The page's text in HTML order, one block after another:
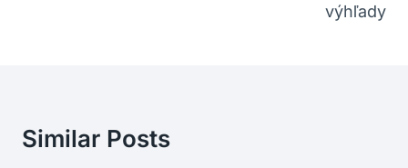
výhľady
Similar Posts